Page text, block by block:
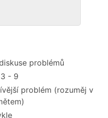
problémů
- 9
problém (rozuměj v